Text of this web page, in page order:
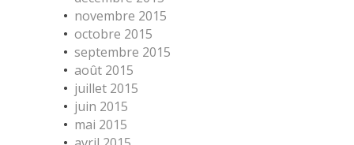
novembre 2015
octobre 2015
septembre 2015
août 2015
juillet 2015
juin 2015
mai 2015